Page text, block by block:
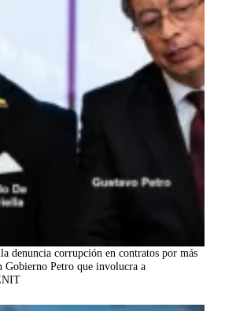
denuncia corrupción en contratos por más
Petro que involucra a